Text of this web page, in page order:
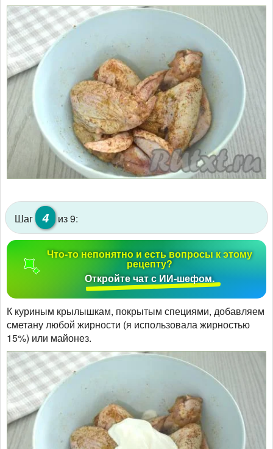
Шаг 4 из 9:
Что-то непонятно и есть вопросы к этому
рецепту?
Откройте чат с ИИ-шефом.
К куриным крылышкам, покрытым специями, добавляем
сметану любой жирности (я использовала жирностью
15%) или майонез.